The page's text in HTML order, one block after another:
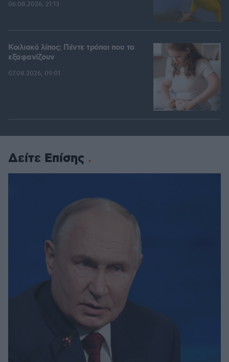
06.08.2026, 21:13
Κοιλιακό λίπος: Πέντε τρόποι που το
εξαφανίζουν
07.08.2026, 09:01
Δείτε Επίσης